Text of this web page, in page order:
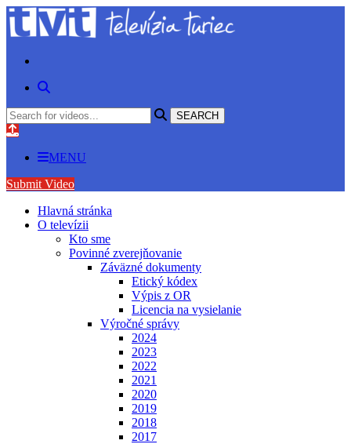
MENU
Submit Video
Hlavná stránka
O televízii
Kto sme
Povinné zverejňovanie
Záväzné dokumenty
Etický kódex
Výpis z OR
Licencia na vysielanie
Výročné správy
2024
2023
2022
2021
2020
2019
2018
2017